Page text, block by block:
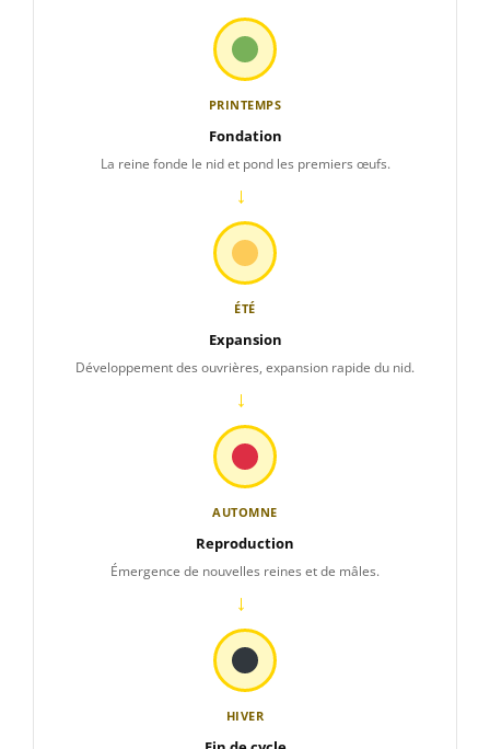
PRINTEMPS
Fondation
La reine fonde le nid et pond les premiers œufs.
→
ÉTÉ
Expansion
Développement des ouvrières, expansion rapide du nid.
→
AUTOMNE
Reproduction
Émergence de nouvelles reines et de mâles.
→
HIVER